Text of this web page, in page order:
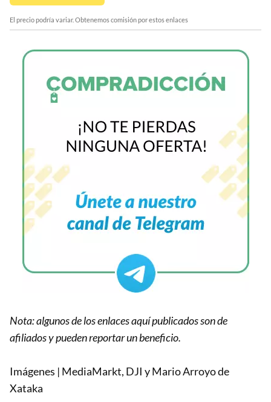
El precio podría variar. Obtenemos comisión por estos enlaces
Nota: algunos de los enlaces aquí publicados son de
afiliados y pueden reportar un beneficio.
Imágenes | MediaMarkt, DJI y Mario Arroyo de
Xataka